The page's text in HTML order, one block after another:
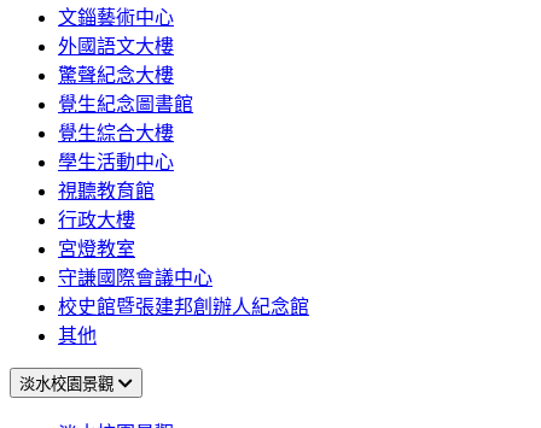
文錙藝術中心
外國語文大樓
驚聲紀念大樓
覺生紀念圖書館
覺生綜合大樓
學生活動中心
視聽教育館
行政大樓
宮燈教室
守謙國際會議中心
校史館暨張建邦創辦人紀念館
其他
淡水校園景觀